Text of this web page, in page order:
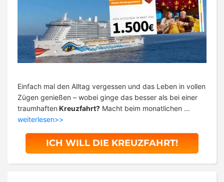
Einfach mal den Alltag vergessen und das Leben in vollen
Zügen genießen – wobei ginge das besser als bei einer
traumhaften Kreuzfahrt? Macht beim monatlichen …
weiterlesen>>
ICH WILL DIE KREUZFAHRT!